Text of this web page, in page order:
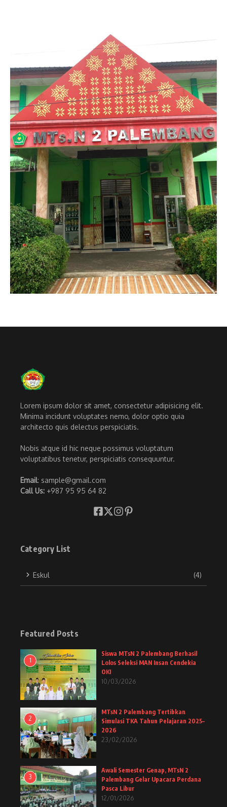
Lorem ipsum dolor sit amet, consectetur adipisicing elit.
Minima incidunt voluptates nemo, dolor optio quia
architecto quis delectus perspiciatis.
Nobis atque id hic neque possimus voluptatum
voluptatibus tenetur, perspiciatis consequuntur.
Email: sample@gmail.com
Call Us: +987 95 95 64 82
Category List
Eskul (4)
Featured Posts
1
Siswa MTsN 2 Palembang Berhasil
Lolos Seleksi MAN Insan Cendekia
OKI
10/03/2026
2
MTsN 2 Palembang Tertibkan
Simulasi TKA Tahun Pelajaran 2025–
2026
23/02/2026
3
Awali Semester Genap, MTsN 2
Palembang Gelar Upacara Perdana
Pasca Libur
12/01/2026